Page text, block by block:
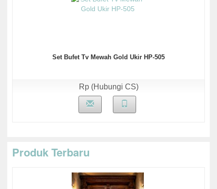
Set Bufet Tv Mewah Gold Ukir HP-505
Rp (Hubungi CS)
Produk Terbaru